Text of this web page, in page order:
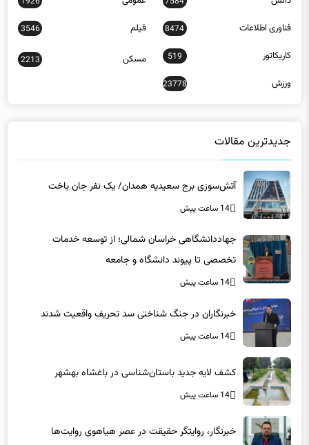
فناوری اطلاعات 8474 فیلم 3546
کاریکاتور 519
2213
ورزش 23778
14 ساعت پیش
تخصصی تا پیوند دانشگاه و جامعه
14 ساعت پیش
14 ساعت پیش
14 ساعت پیش
14 ساعت پیش